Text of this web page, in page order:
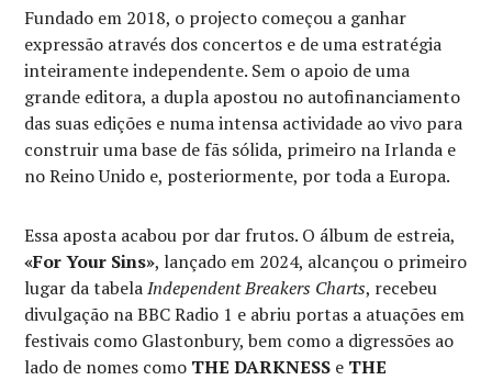
Fundado em 2018, o projecto começou a ganhar
expressão através dos concertos e de uma estratégia
inteiramente independente. Sem o apoio de uma
grande editora, a dupla apostou no autofinanciamento
das suas edições e numa intensa actividade ao vivo para
construir uma base de fãs sólida, primeiro na Irlanda e
no Reino Unido e, posteriormente, por toda a Europa.
Essa aposta acabou por dar frutos. O álbum de estreia,
«For Your Sins», lançado em 2024, alcançou o primeiro
lugar da tabelaIndependent Breakers Charts, recebeu
divulgação na BBC Radio 1 e abriu portas a atuações em
festivais como Glastonbury, bem como a digressões ao
lado de nomes como THE DARKNESS e THE